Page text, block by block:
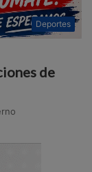
Deportes
de